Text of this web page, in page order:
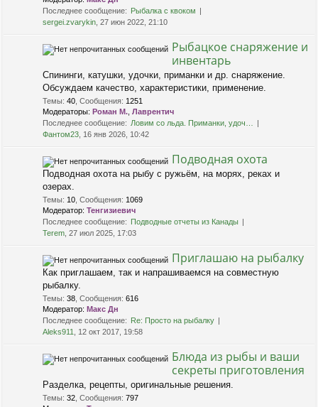
Последнее сообщение: Рыбалка с квоком
sergei.zvarykin , 27 июн 2022, 21:10
Рыбацкое снаряжение и
инвентарь
Спининги, катушки, удочки, приманки и др. снаряжение.
Обсуждаем качество, характеристики, применение.
Темы: 40 Сообщения: 1251
Модераторы: Роман М. Лаврентич
Последнее сообщение: Ловим со льда. Приманки, удоч…
Фантом23 , 16 янв 2026, 10:42
Подводная охота
Подводная охота на рыбу с ружьём, на морях, реках и
озерах.
Темы: 10 Сообщения: 1069
Модератор: Тенгизиевич
Последнее сообщение: Подводные отчеты из Канады
Terem , 27 июл 2025, 17:03
Приглашаю на рыбалку
Как приглашаем, так и напрашиваемся на совместную
рыбалку.
Темы: 38 Сообщения: 616
Модератор: Макс Дн
Последнее сообщение: Re: Просто на рыбалку
Aleks911
, 12 окт 2017, 19:58
Блюда из рыбы и ваши
секреты приготовления
Разделка, рецепты, оригинальные решения.
Темы: 32 Сообщения: 797